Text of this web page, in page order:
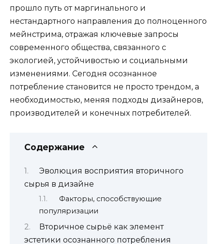
прошло путь от маргинального и
нестандартного направления до полноценного
мейнстрима, отражая ключевые запросы
современного общества, связанного с
экологией, устойчивостью и социальными
изменениями. Сегодня осознанное
потребление становится не просто трендом, а
необходимостью, меняя подходы дизайнеров,
производителей и конечных потребителей.
Содержание
Эволюция восприятия вторичного
сырья в дизайне
Факторы, способствующие
популяризации
Вторичное сырьё как элемент
эстетики осознанного потребления